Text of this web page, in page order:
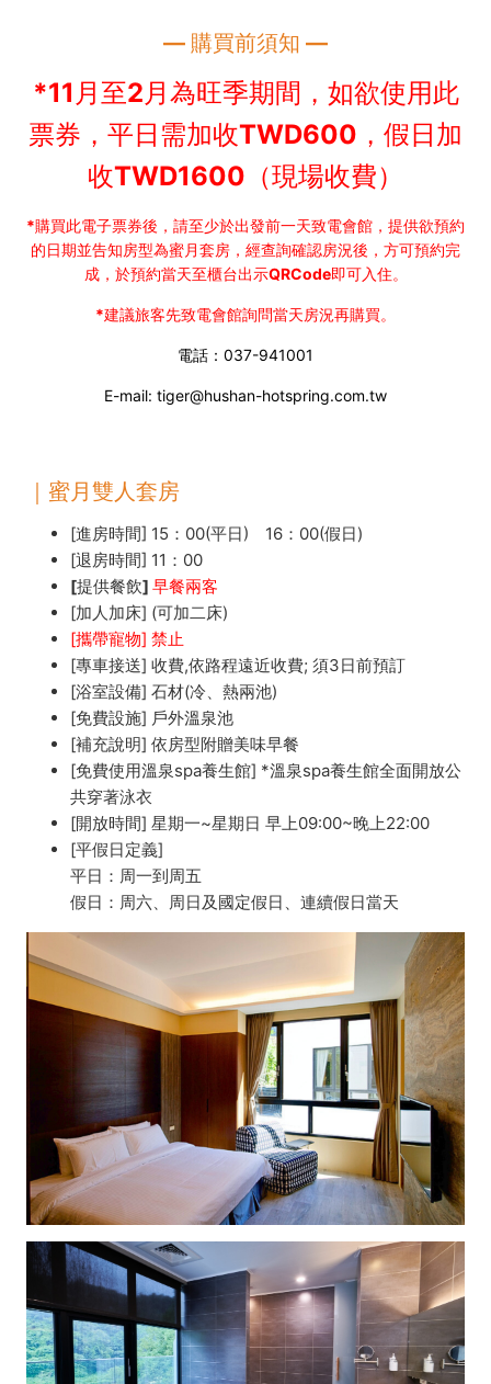
— 購買前須知 —
*11月至2月為旺季期間，如欲使用此
票券，平日需加收TWD600，假日加
收TWD1600（現場收費）
*購買此電子票券後，請至少於出發前一天致電會館，提供欲預約
的日期並告知房型為蜜月套房，經查詢確認房況後，方可預約完
成，於預約當天至櫃台出示QRCode即可入住。
*建議旅客先致電會館詢問當天房況再購買。
電話：037-941001
E-mail: tiger@hushan-hotspring.com.tw
｜蜜月雙人套房
[進房時間] 15：00(平日) 16：00(假日)
[退房時間] 11：00
[提供餐飲] 早餐兩客
[加人加床] (可加二床)
[攜帶寵物] 禁止
[專車接送] 收費,依路程遠近收費; 須3日前預訂
[浴室設備] 石材(冷、熱兩池)
[免費設施] 戶外溫泉池
[補充說明] 依房型附贈美味早餐
[免費使用溫泉spa養生館] *溫泉spa養生館全面開放公
共穿著泳衣
[開放時間] 星期一~星期日 早上09:00~晚上22:00
[平假日定義]
平日：周一到周五
假日：周六、周日及國定假日、連續假日當天